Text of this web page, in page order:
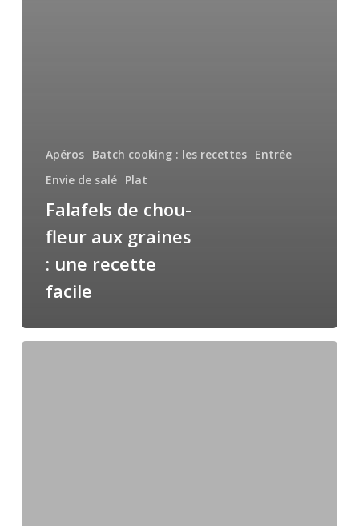
Apéros Batch cooking : les recettes Entrée
Envie de salé Plat
Falafels de chou-
fleur aux graines
: une recette
facile